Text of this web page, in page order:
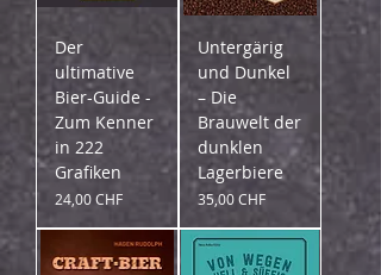
Der
ultimative
Bier-Guide -
Zum Kenner
in 222
Grafiken
Preis
24,00 CHF
Untergärig
und Dunkel
– Die
Brauwelt der
dunklen
Lagerbiere
Preis
35,00 CHF